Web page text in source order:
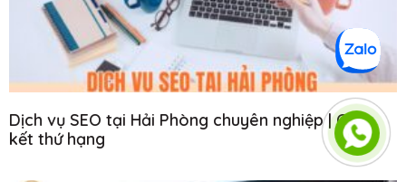
Dịch vụ SEO tại Hải Phòng chuyên nghiệp | Cam
kết thứ hạng